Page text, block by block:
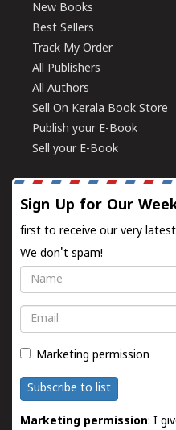
New Books
Best Sellers
Track My Order
All Publishers
All Authors
Sell On Kerala Book Store
Publish your E-Book
Sell your E-Book
Sign Up for Our
first to receive our very
We don't spam!
Name
Email
Marketing permission
Subscribe to list
Marketing permission: I